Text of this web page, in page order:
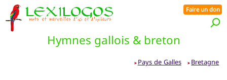
Hymnes gallois & breton
Faire un don
➤ Pays de Galles ➤ Bretagne